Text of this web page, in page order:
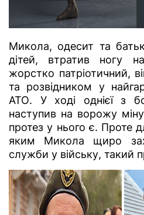
Микола, одесит та
дітей, втратив ногу
жорстко патріотичний,
та розвідником у
АТО. У ході однієї з
наступив на ворожу
протез у нього є. Проте
яким Микола щиро
служби у війську, такий